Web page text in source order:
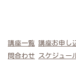
講座一覧 講座お申し
問合わせ
スケジュー